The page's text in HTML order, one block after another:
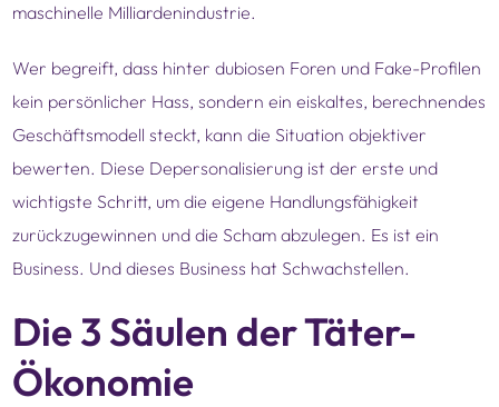
maschinelle Milliardenindustrie.
Wer begreift, dass hinter dubiosen Foren und Fake-Profilen
kein persönlicher Hass, sondern ein eiskaltes, berechnendes
Geschäftsmodell steckt, kann die Situation objektiver
bewerten. Diese Depersonalisierung ist der erste und
wichtigste Schritt, um die eigene Handlungsfähigkeit
zurückzugewinnen und die Scham abzulegen. Es ist ein
Business. Und dieses Business hat Schwachstellen.
Die 3 Säulen der Täter-
Ökonomie